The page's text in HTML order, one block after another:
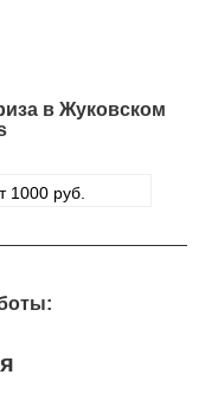
в Жуковском
1000 руб.